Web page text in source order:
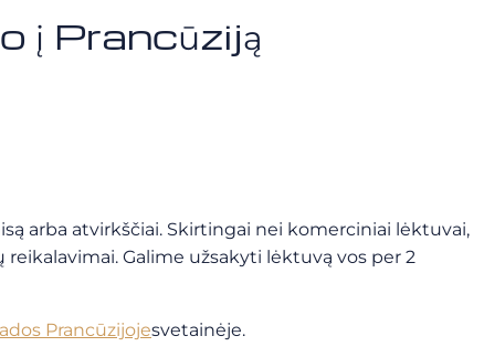
į Prancūziją
arba atvirkščiai. Skirtingai nei komerciniai lėktuvai,
Galime užsakyti lėktuvą vos per 2
Prancūzijojesvetainėje.